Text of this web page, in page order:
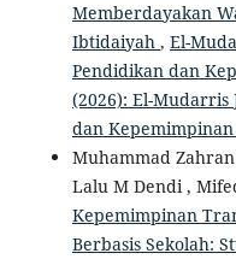
Memberdayakan
Ibtidaiyah , El-
Pendidikan dan
(2026): El-
dan Kepemimpinan
Muhammad
Lalu M Dendi ,
Kepemimpinan
Berbasis Sekolah: